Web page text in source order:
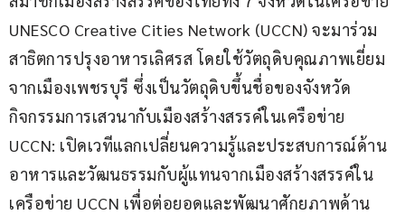
UNESCO Creative Cities Network (UCCN) จะมาร่วม
สาธิตการปรุงอาหารเลิศรส โดยใช้วัตถุดิบคุณภาพเยี่ยม
จากเมืองเพชรบุรี ซึ่งเป็นวัตถุดิบขึ้นชื่อของจังหวัด
กิจกรรมการเสวนากับเมืองสร้างสรรค์ในเครือข่าย
UCCN: เปิดเวทีแลกเปลี่ยนความรู้และประสบการณ์ด้าน
อาหารและวัฒนธรรมกับผู้แทนจากเมืองสร้างสรรค์ใน
เครือข่าย UCCN เพื่อต่อยอดและพัฒนาศักยภาพด้าน